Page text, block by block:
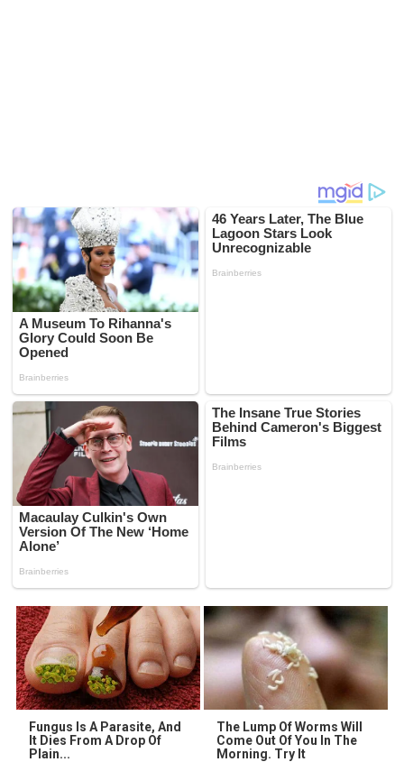
Fungus Is A Parasite, And
It Dies From A Drop Of
Plain...
The Lump Of Worms Will
Come Out Of You In The
Morning. Try It